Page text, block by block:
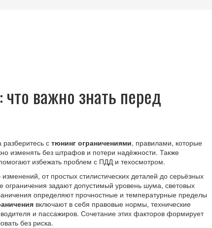
что важно знать перед
с тюнинг ограничениями, правилами, которые
изменять без штрафов и потери надёжности. Также
избежать проблем с ПДД и техосмотром.
от простых стилистических деталей до серьёзных
ограничения задают допустимый уровень шума, световых
определяют прочностные и температурные пределы
включают в себя правовые нормы, технические
водителя и пассажиров. Сочетание этих факторов формирует
без риска.